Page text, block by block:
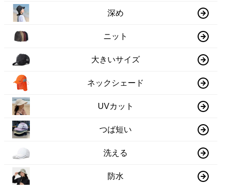
深め
ニット
大きいサイズ
ネックシェード
UVカット
つば短い
洗える
防水